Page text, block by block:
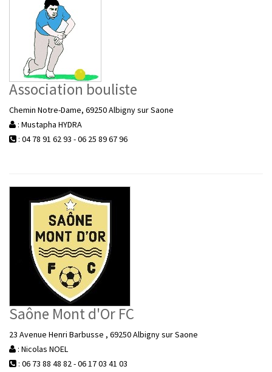
Association bouliste
Chemin Notre-Dame, 69250 Albigny sur Saone
: Mustapha HYDRA
: 04 78 91 62 93 - 06 25 89 67 96
Saône Mont d'Or FC
23 Avenue Henri Barbusse , 69250 Albigny sur Saone
: Nicolas NOEL
: 06 73 88 48 82 - 06 17 03 41 03